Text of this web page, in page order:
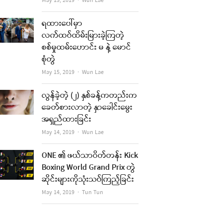
ရထားပေါ်မှာ
လက်ထပ်ထိမ်းမြားခဲ့ကြတဲ့
စစ်မှုထမ်းဟောင်း မ နဲ့ မောင်
စုံတွဲ
May 15, 2019 Author
Wun Lae
လွန်ခဲ့တဲ့ (၂) နှစ်ခန့်ကတည်းက
ခေတ်စားလာတဲ့ နှာခေါင်းမွေး
အရှည်ထားခြင်း
May 14, 2019 Author
Wun Lae
ONE ၏ ဖယ်သာဝိတ်တန်း Kick
Boxing World Grand Prix တွဲ
ဆိုင်းများကိုသုံးသပ်ကြည့်ခြင်း
May 14, 2019 Author
Tun Tun